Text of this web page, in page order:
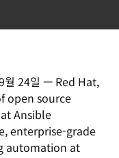
월 24일 — Red Hat,
open source
Ansible
enterprise-grade
automation at